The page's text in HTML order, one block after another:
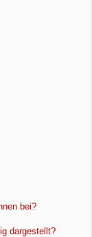
bei?
dargestellt?